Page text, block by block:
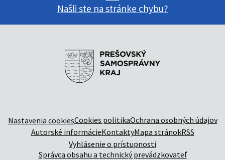
Našli ste na stránke chybu?
Nastavenia cookiesCookies politikaOchrana osobných údajov
Autorské informácieKontaktyMapa stránokRSS
Vyhlásenie o prístupnosti
Správca obsahu a technický prevádzkovateľ